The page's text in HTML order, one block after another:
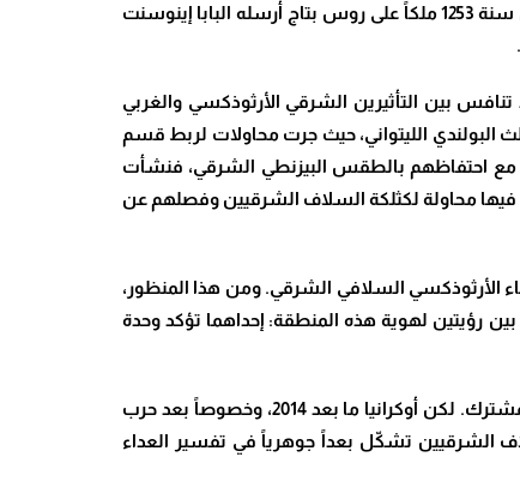
سياسية ودينية مختلفة عن تلك التي سادت في الشمال الشرقي الروسي. ففي القرن الثالث عشر تُوّج الأمير دانيال الغاليتسي سنة 1253 ملكاً على روس بتاج أرسله البابا إينوسنت
بين التأثيرين الشرقي الأرثوذكسي والغربي
البولندي الليتواني، حيث جرت محاولات لربط قسم
مع احتفاظهم بالطقس البيزنطي الشرقي، فنشأت
فيها محاولة لكثلكة السلاف الشرقيين وفصلهم عن
تأكيد الانتماء إلى الفضاء الأرثوذكسي السلافي الشرقي. ومن هذا المنظور،
رؤيتين لهوية هذه المنطقة: إحداهما تؤكد وحدة
وهنا يكمن جوهر الصراع الأعمق: فمن منظور روسي-بيلاروسي، تشكل هذه الشعوب “فضاءً حضارياً واحداً” يستند إلى التراث المشترك. لكن أوكرانيا ما بعد 2014، وخصوصاً بعد حرب
الشرقيين تشكّل بعداً جوهرياً في تفسير العداء